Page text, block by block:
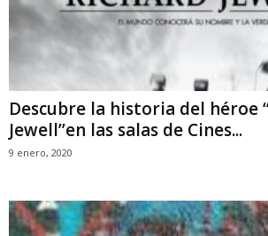
Descubre la historia del héroe
Jewell’’en las salas de Cines...
9 enero, 2020